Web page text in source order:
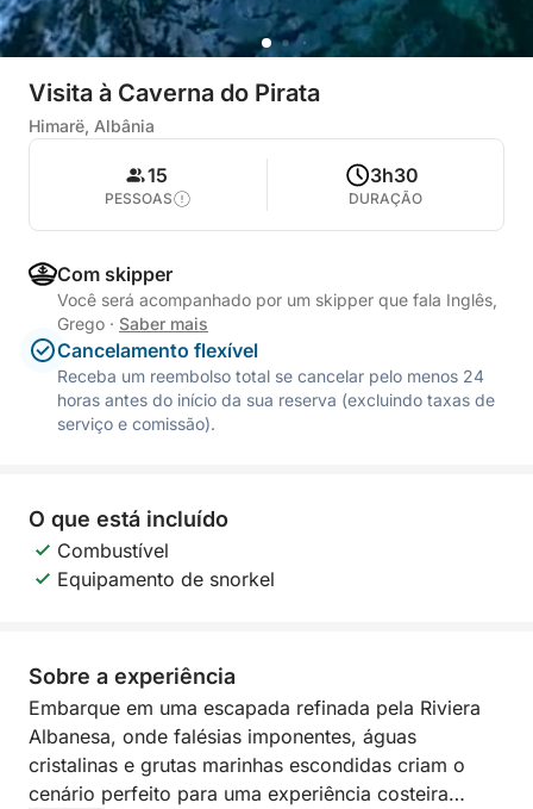
Visita à Caverna do Pirata
Himarë, Albânia
15
PESSOAS
3h30
DURAÇÃO
Com skipper
Você será acompanhado por um skipper que fala Inglês,
Grego · Saber mais
Cancelamento flexível
Receba um reembolso total se cancelar pelo menos 24
horas antes do início da sua reserva (excluindo taxas de
serviço e comissão).
O que está incluído
Combustível
Equipamento de snorkel
Sobre a experiência
Embarque em uma escapada refinada pela Riviera
Albanesa, onde falésias imponentes, águas
cristalinas e grutas marinhas escondidas criam o
cenário perfeito para uma experiência costeira